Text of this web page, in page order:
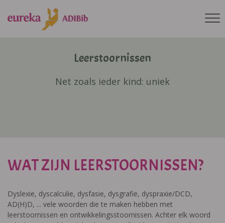
Leerstoornissen
Net zoals ieder kind: uniek
WAT ZIJN LEERSTOORNISSEN?
Dyslexie, dyscalculie, dysfasie, dysgrafie, dyspraxie/DCD,
AD(H)D, ... vele woorden die te maken hebben met
leerstoornissen en ontwikkelingsstoornissen. Achter elk woord